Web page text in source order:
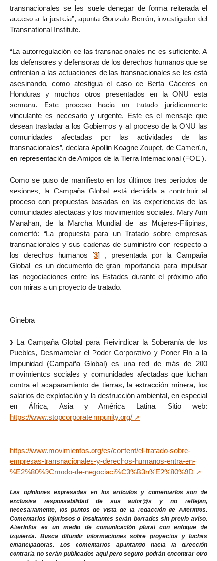
transnacionales se les suele denegar de forma reiterada el
acceso a la justicia”, apunta Gonzalo Berrón, investigador del
Transnational Institute.
“La autorregulación de las transnacionales no es suficiente. A
los defensores y defensoras de los derechos humanos que se
enfrentan a las actuaciones de las transnacionales se les está
asesinando, como atestigua el caso de Berta Cáceres en
Honduras y muchos otros presentados en la ONU esta
semana. Este proceso hacia un tratado jurídicamente
vinculante es necesario y urgente. Este es el mensaje que
desean trasladar a los Gobiernos y al proceso de la ONU las
comunidades afectadas por las actividades de las
transnacionales”, declara Apollin Koagne Zoupet, de Camerún,
en representación de Amigos de la Tierra Internacional (FOEI).
Como se puso de manifiesto en los últimos tres períodos de
sesiones, la Campaña Global está decidida a contribuir al
proceso con propuestas basadas en las experiencias de las
comunidades afectadas y los movimientos sociales. Mary Ann
Manahan, de la Marcha Mundial de las Mujeres-Filipinas,
comentó: “La propuesta para un Tratado sobre empresas
transnacionales y sus cadenas de suministro con respecto a
los derechos humanos [3] , presentada por la Campaña
Global, es un documento de gran importancia para impulsar
las negociaciones entre los Estados durante el próximo año
con miras a un proyecto de tratado.
Ginebra
La Campaña Global para Reivindicar la Soberanía de los
Pueblos, Desmantelar el Poder Corporativo y Poner Fin a la
Impunidad (Campaña Global) es una red de más de 200
movimientos sociales y comunidades afectadas que luchan
contra el acaparamiento de tierras, la extracción minera, los
salarios de explotación y la destrucción ambiental, en especial
en África, Asia y América Latina. Sitio web:
https://www.stopcorporateimpunity.org/
https://www.movimientos.org/es/content/el-tratado-sobre-
empresas-transnacionales-y-derechos-humanos-entra-en-
%E2%80%9Cmodo-de-negociaci%C3%B3n%E2%80%9D
Las opiniones expresadas en los artículos y comentarios son de
exclusiva responsabilidad de sus autor@s y no reflejan,
necesariamente, los puntos de vista de la redacción de AlterInfos.
Comentarios injuriosos o insultantes serán borrados sin previo aviso.
AlterInfos es un medio de comunicación plural con enfoque de
izquierda. Busca difundir informaciones sobre proyectos y luchas
emancipadoras. Los comentarios apuntando hacia la dirección
contraria no serán publicados aquí pero seguro podrán encontrar otro